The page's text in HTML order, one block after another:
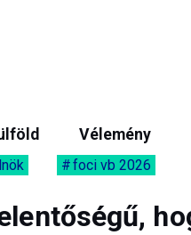
Vélemény
foci vb 2026